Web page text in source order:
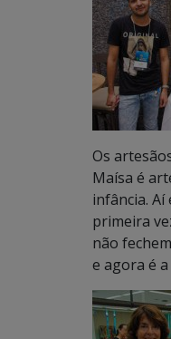
Os
Maísa é
infância.
primeira
não
e agora é